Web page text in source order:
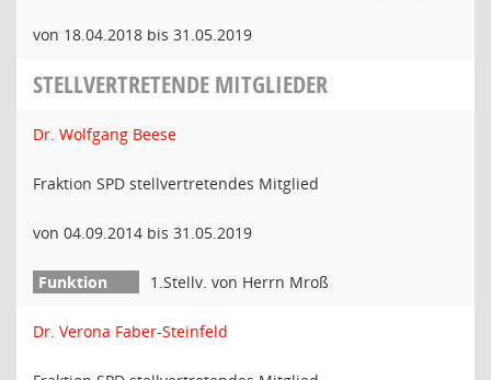
von 18.04.2018 bis 31.05.2019
STELLVERTRETENDE MITGLIEDER
Dr. Wolfgang Beese
Fraktion SPD stellvertretendes Mitglied
von 04.09.2014 bis 31.05.2019
1.Stellv. von Herrn Mroß
Dr. Verona Faber-Steinfeld